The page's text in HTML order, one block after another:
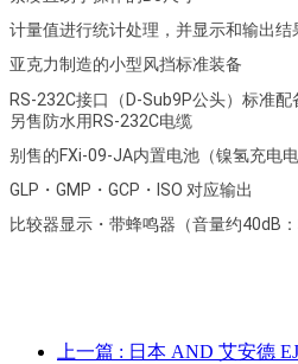
计量值进行统计处理，并显示和输出结
亚克力制造的小型风挡标准装备
RS-232C接口（D-Sub9P公头）标准配
另售防水用RS-232C电缆
别售的FXi-09-JA内置电池（镍氢充电
GLP・GMP・GCP・ISO 对应输出
比较器显示・带蜂鸣器（音量约40dB
上一篇 : 日本 AND 艾安德